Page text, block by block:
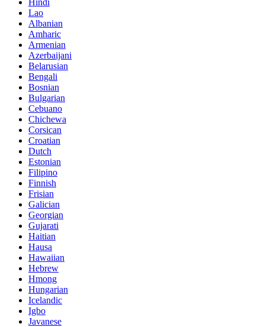
Hindi
Lao
Albanian
Amharic
Armenian
Azerbaijani
Belarusian
Bengali
Bosnian
Bulgarian
Cebuano
Chichewa
Corsican
Croatian
Dutch
Estonian
Filipino
Finnish
Frisian
Galician
Georgian
Gujarati
Haitian
Hausa
Hawaiian
Hebrew
Hmong
Hungarian
Icelandic
Igbo
Javanese